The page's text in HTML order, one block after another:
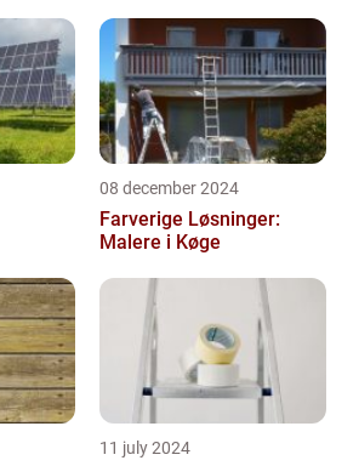
08 december 2024
Farverige Løsninger:
Malere i Køge
11 july 2024